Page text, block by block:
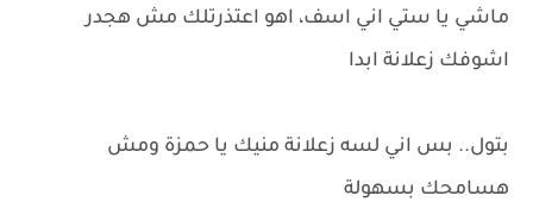
ماشي يا ستي اني اسف، اهو اعتذرتلك مش هجدر
اشوفك زعلانة ابدا
بتول.. بس اني لسه زعلانة منيك يا حمزة ومش
هسامحك بسهولة